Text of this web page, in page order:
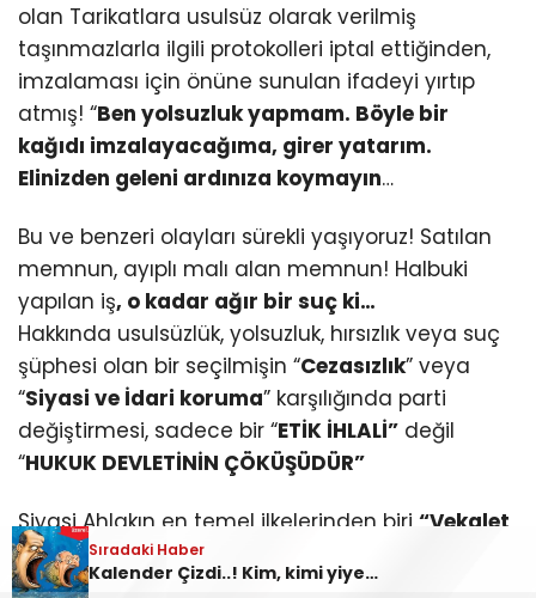
olan Tarikatlara usulsüz olarak verilmiş
taşınmazlarla ilgili protokolleri iptal ettiğinden,
imzalaması için önüne sunulan ifadeyi yırtıp
atmış! “Ben yolsuzluk yapmam. Böyle bir
kağıdı imzalayacağıma, girer yatarım.
Elinizden geleni ardınıza koymayın…
Bu ve benzeri olayları sürekli yaşıyoruz! Satılan
memnun, ayıplı malı alan memnun! Halbuki
yapılan iş, o kadar ağır bir suç ki…
Hakkında usulsüzlük, yolsuzluk, hırsızlık veya suç
şüphesi olan bir seçilmişin “Cezasızlık” veya
“Siyasi ve İdari koruma” karşılığında parti
değiştirmesi, sadece bir “ETİK İHLALİ” değil
“HUKUK DEVLETİNİN ÇÖKÜŞÜDÜR”
Siyasi Ahlakın en temel ilkelerinden biri “Vekalet
Ahlakıdır.”Seçmen bir Belediye Başkanına yetki
verirken sadece onun şahsına değil, temsil ettiği
Sıradaki Haber
Kalender Çizdi..! Kim, kimi yiyecek?..